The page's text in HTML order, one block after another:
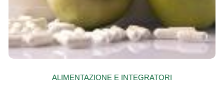
ALIMENTAZIONE E INTEGRATORI